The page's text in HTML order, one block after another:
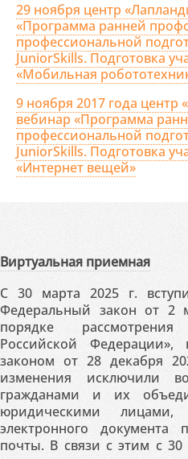
29 ноября центр
«Программа ранней
профессиональной
JuniorSkills. Подготовка
«Мобильная
9 ноября 2017 года центр
вебинар «Программа
профессиональной
JuniorSkills. Подготовка
«Интернет вещей»
Виртуальная приемная
С 30 марта 2025 г.
Федеральный закон от
порядке
Российской Федерации»,
законом от 28 декабря
изменения исключили
гражданами и их
юридическими
электронного документа
почты. В связи с этим с